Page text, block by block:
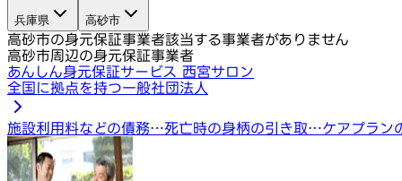
兵庫県
高砂市
高砂市の身元保証事業者該当する事業者がありません
高砂市周辺の身元保証事業者
あんしん身元保証サービス 西宮サロン
全国に拠点を持つ一般社団法人
施設利用料などの債務…死亡時の身柄の引き取…ケアプラン